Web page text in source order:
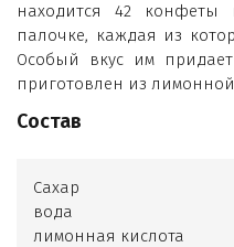
находится 42
палочке, каждая из
Особый вкус им
приготовлен из
Состав
Сахар
вода
лимонная кислота